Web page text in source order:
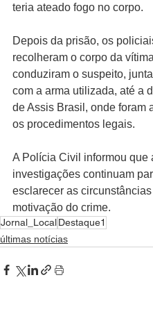
teria ateado fogo no corpo.
Depois da prisão, os
recolheram o corpo da
conduziram o suspeito,
com a arma utilizada, até a
de Assis Brasil, onde foram
os procedimentos legais.
A Polícia Civil informou que
investigações continuam
esclarecer as circunstâncias
motivação do crime.
Jornal_LocalDestaque1
últimas notícias